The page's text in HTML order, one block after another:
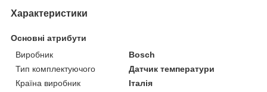
Характеристики
Основні атрибути
Виробник
Bosch
Тип комплектуючого
Датчик температури
Країна виробник
Італія